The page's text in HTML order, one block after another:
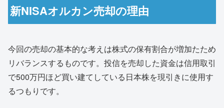
新NISAオルカン売却の理由
今回の売却の基本的な考えは株式の保有割合が増加たため
リバランスするものです。投信を売却した資金は信用取引
で500万円ほど買い建てしている日本株を現引きに使用す
るつもりです。